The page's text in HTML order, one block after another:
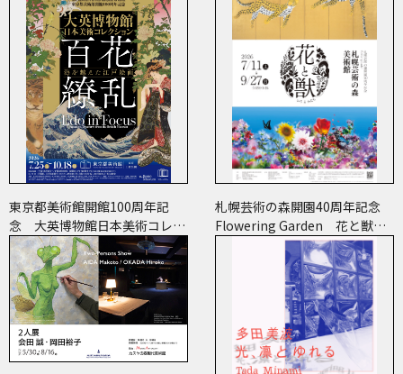
東京都美術館開館100周年記
念 大英博物館日本美術コレク
ション 百花繚乱～海を越えた
江戸絵画
札幌芸術の森開園40周年記念
Flowering Garden 花と獣
いろとかたち